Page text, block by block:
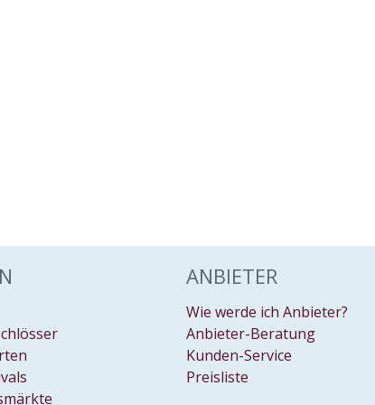
ANBIETER
Wie werde ich Anbieter?
Anbieter-Beratung
Kunden-Service
Preisliste